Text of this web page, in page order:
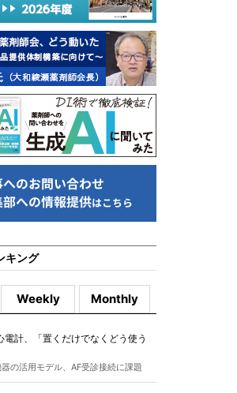
キング
Weekly Monthly
電計、「置くだけでなくどう使う
の活用モデル、AF受診接続に課題